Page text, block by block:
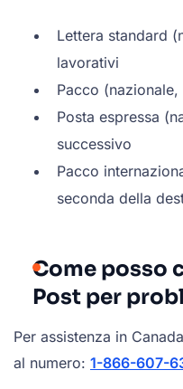
Lettera standard
lavorativi
Pacco
Posta espressa
successivo
Pacco
seconda della
Come posso
Post per
Per assistenza in
al numero: 1-866-607-